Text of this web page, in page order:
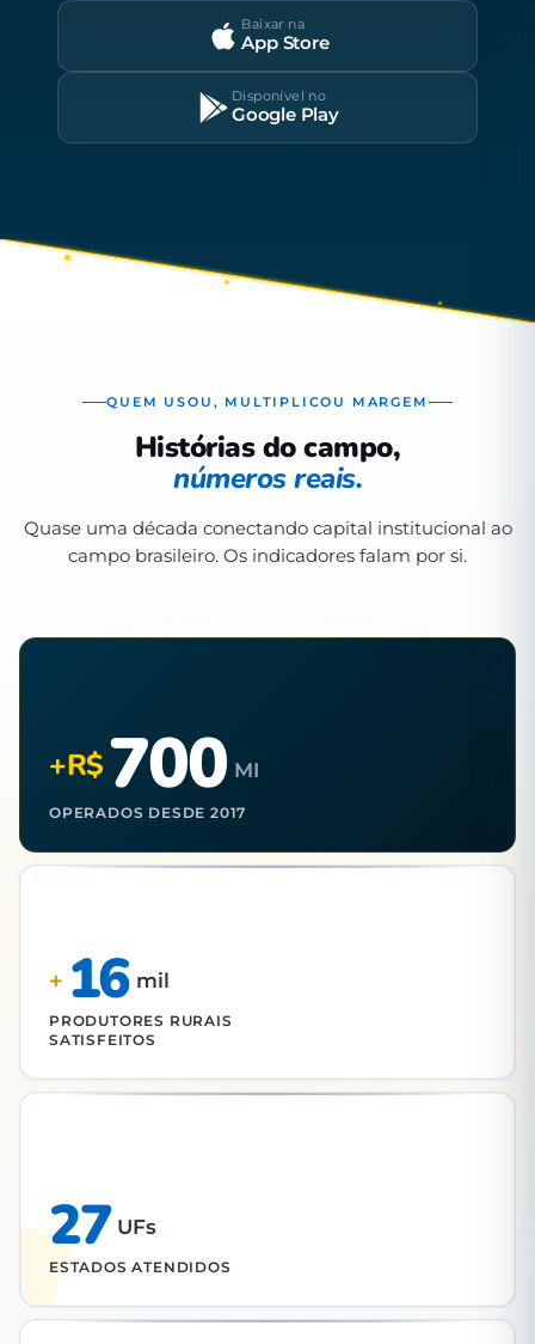
Baixar na
App Store
Disponível no
Google Play
QUEM USOU, MULTIPLICOU MARGEM
Histórias do campo,
números reais.
Quase uma década conectando capital institucional ao
campo brasileiro. Os indicadores falam por si.
+R$700 MI
OPERADOS DESDE 2017
+ 16 mil
PRODUTORES RURAIS
SATISFEITOS
27 UFs
ESTADOS ATENDIDOS